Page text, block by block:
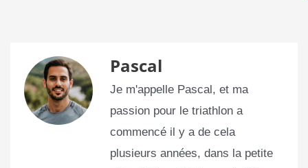
Pascal
Je m'appelle Pascal, et ma
passion pour le triathlon a
commencé il y a de cela
plusieurs années, dans la petite